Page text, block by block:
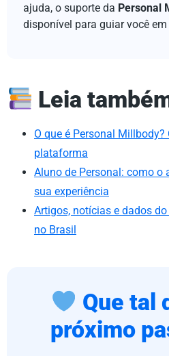
ajuda, o suporte da Personal
disponível para guiar você
Leia
O que é Personal Millbody?
plataforma
Aluno de Personal: como o
sua experiência
Artigos, notícias e dados
no Brasil
Que tal
próximo